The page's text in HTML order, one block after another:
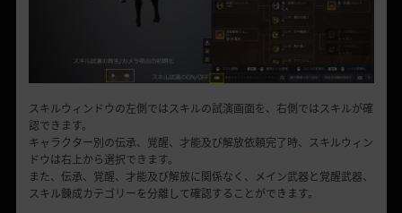
スキルウィンドウの左側ではスキルの試演画面を、右側ではスキルが確
認できます。
キャラクター別の伝承、覚醒、才能及び解放依頼完了時、スキルウィン
ドウは右上から選択できます。
また、伝承、覚醒、才能及び解放に関係なく、メイン武器と覚醒武器、
スキル錬成カテゴリーを分離して確認することができます。